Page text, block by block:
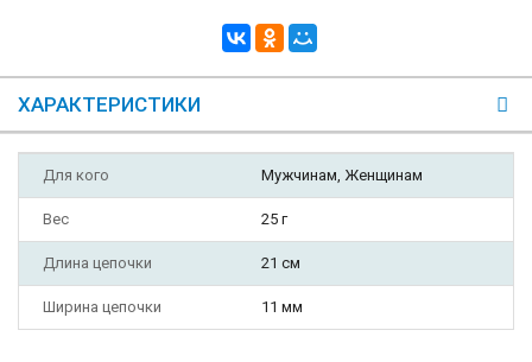
ХАРАКТЕРИСТИКИ
Для кого Мужчинам, Женщинам
Вес 25 г
Длина цепочки 21 см
Ширина цепочки 11 мм